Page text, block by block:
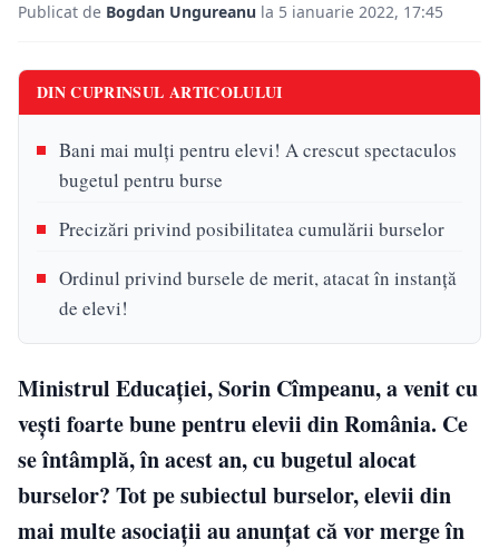
Publicat de Bogdan Ungureanu la 5 ianuarie 2022, 17:45
DIN CUPRINSUL ARTICOLULUI
Bani mai mulţi pentru elevi! A crescut spectaculos
bugetul pentru burse
Precizări privind posibilitatea cumulării burselor
Ordinul privind bursele de merit, atacat în instanţă
de elevi!
Ministrul Educaţiei, Sorin Cîmpeanu, a venit cu
veşti foarte bune pentru elevii din România. Ce
se întâmplă, în acest an, cu bugetul alocat
burselor? Tot pe subiectul burselor, elevii din
mai multe asociaţii au anunţat că vor merge în